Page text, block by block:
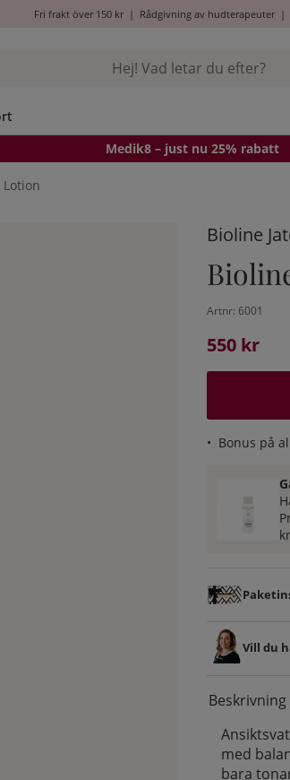
Fri frakt över 150 kr| Rådgivning av hudterapeuter|
Medik8 – just nu 25% rabatt
Bioline
Artnr: 6001
550 kr
• Bonus på
Vill du
Beskrivning
med
bara